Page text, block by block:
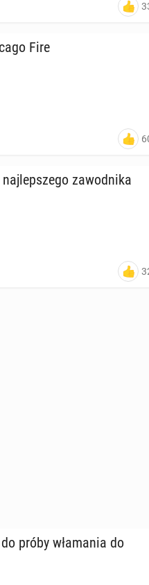
Fire
za­wod­ni­ka
próby wła­ma­nia do